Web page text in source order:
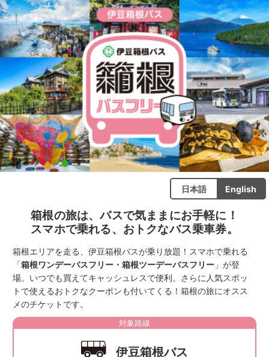
日本語 English
箱根の旅は、バスで気ままにお手軽に！
スマホで乗れる、おトクなバス乗車券。
箱根エリアを走る、伊豆箱根バスが乗り放題！スマホで乗れる
「箱根ワンデーバスフリー・箱根ツーデーバスフリー 」が登
場。いつでも買えてキャッシュレスで便利。さらに人気スポッ
トで使えるおトクなクーポンも付いてくる！箱根の旅にオスス
メのチケットです。
対象路線
伊豆箱根バス